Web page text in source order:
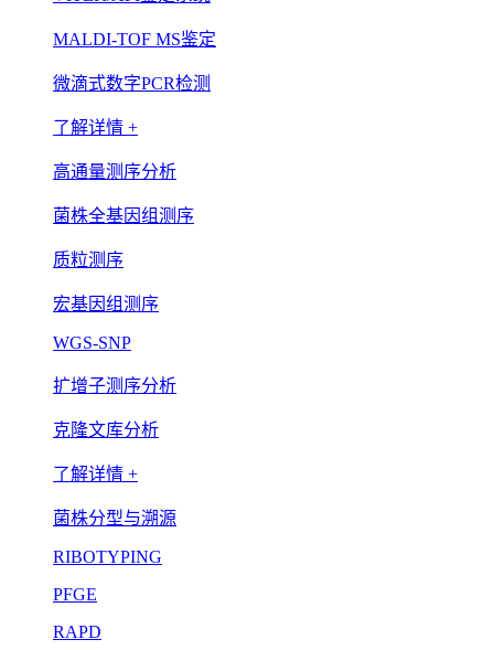
MALDI-TOF MS鉴定
微滴式数字PCR检测
了解详情 +
高通量测序分析
菌株全基因组测序
质粒测序
宏基因组测序
WGS-SNP
扩增子测序分析
克隆文库分析
了解详情 +
菌株分型与溯源
RIBOTYPING
PFGE
RAPD